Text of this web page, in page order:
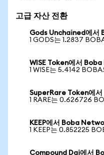
고급 자산 전환
Gods Unchained에서
1 GODS는 1.2837
WISE Token에서
1 WISE는 5.4142 BOBA
SuperRare Token에
1 RARE는 0.626726
KEEP에서 Boba
1 KEEP는 0.852225
Compound Dai에서